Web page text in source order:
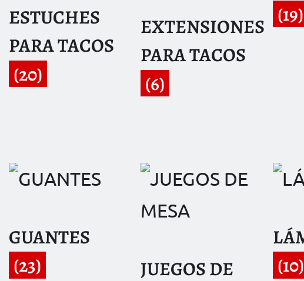
ESTUCHES
PARA TACOS
(20)
EXTENSIONES
PARA TACOS
(6)
(19)
GUANTES
(23)
JUEGOS DE
(10)